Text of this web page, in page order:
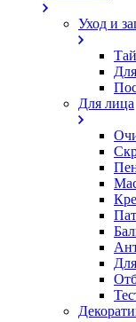
Уход и
Для лица